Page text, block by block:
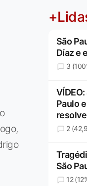
São
Díaz e
3
Paulo
2
São
12